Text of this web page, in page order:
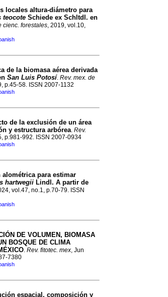
locales altura-diámetro para
teocote Schiede ex Schltdl. en
cienc. forestales, 2019, vol.10,
de la biomasa aérea derivada
San Luis Potosí. Rev. mex. de
p.45-58. ISSN 2007-1132
de la exclusión de un área
y estructura arbórea. Rev.
p.981-992. ISSN 2007-0934
alométrica para estimar
hartwegii Lindl. A partir de
vol.47, no.1, p.70-79. ISSN
DE VOLUMEN, BIOMASA
BOSQUE DE CLIMA
. Rev. fitotec. mex, Jun
7380
espacial, composición y